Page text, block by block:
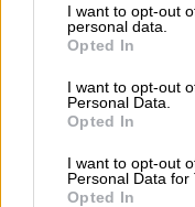
I want to opt-out
personal data.
Opted In
I want to opt-out
Personal Data.
Opted In
I want to opt-out
Personal Data for
Opted In
Mario
camino